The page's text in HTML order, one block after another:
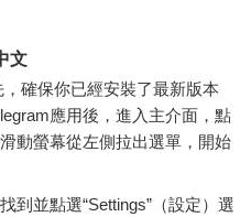
文
，確保你已經安裝了最新版本
應用後，進入主介面，點
動螢幕從左側拉出選單，開始
到並點選“Settings”（設定）選